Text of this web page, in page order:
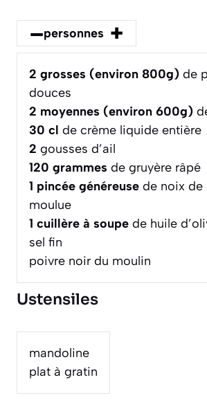
–personnes +
2 grosses (environ 800g) de
douces
2 moyennes (environ 600g)
30 cl de crème liquide entière
2 gousses d’ail
120 grammes de gruyère râpé
1 pincée généreuse de noix de
moulue
1 cuillère à soupe de huile
sel fin
poivre noir du moulin
Ustensiles
mandoline
plat à gratin